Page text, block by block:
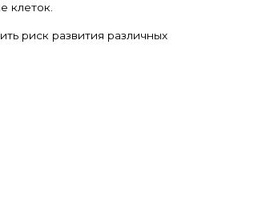
клеток.
риск развития различных